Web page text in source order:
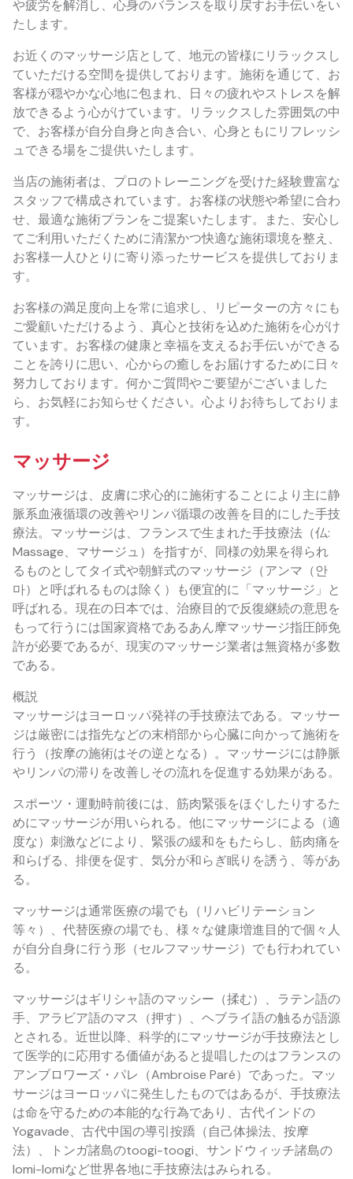
や疲労を解消し、心身のバランスを取り戻すお手伝いをい
たします。
お近くのマッサージ店として、地元の皆様にリラックスし
ていただける空間を提供しております。施術を通じて、お
客様が穏やかな心地に包まれ、日々の疲れやストレスを解
放できるよう心がけています。リラックスした雰囲気の中
で、お客様が自分自身と向き合い、心身ともにリフレッシ
ュできる場をご提供いたします。
当店の施術者は、プロのトレーニングを受けた経験豊富な
スタッフで構成されています。お客様の状態や希望に合わ
せ、最適な施術プランをご提案いたします。また、安心し
てご利用いただくために清潔かつ快適な施術環境を整え、
お客様一人ひとりに寄り添ったサービスを提供しておりま
す。
お客様の満足度向上を常に追求し、リピーターの方々にも
ご愛顧いただけるよう、真心と技術を込めた施術を心がけ
ています。お客様の健康と幸福を支えるお手伝いができる
ことを誇りに思い、心からの癒しをお届けするために日々
努力しております。何かご質問やご要望がございました
ら、お気軽にお知らせください。心よりお待ちしておりま
す。
マッサージ
マッサージは、皮膚に求心的に施術することにより主に静
脈系血液循環の改善やリンパ循環の改善を目的にした手技
療法。マッサージは、フランスで生まれた手技療法（仏:
Massage、マサージュ）を指すが、同様の効果を得られ
るものとしてタイ式や朝鮮式のマッサージ（アンマ（안
마）と呼ばれるものは除く）も便宜的に「マッサージ」と
呼ばれる。現在の日本では、治療目的で反復継続の意思を
もって行うには国家資格であるあん摩マッサージ指圧師免
許が必要であるが、現実のマッサージ業者は無資格が多数
である。
概説
マッサージはヨーロッパ発祥の手技療法である。マッサー
ジは厳密には指先などの末梢部から心臓に向かって施術を
行う（按摩の施術はその逆となる）。マッサージには静脈
やリンパの滞りを改善しその流れを促進する効果がある。
スポーツ・運動時前後には、筋肉緊張をほぐしたりするた
めにマッサージが用いられる。他にマッサージによる（適
度な）刺激などにより、緊張の緩和をもたらし、筋肉痛を
和らげる、排便を促す、気分が和らぎ眠りを誘う、等があ
る。
マッサージは通常医療の場でも（リハビリテーション
等々）、代替医療の場でも、様々な健康増進目的で個々人
が自分自身に行う形（セルフマッサージ）でも行われてい
る。
マッサージはギリシャ語のマッシー（揉む）、ラテン語の
手、アラビア語のマス（押す）、ヘブライ語の触るが語源
とされる。近世以降、科学的にマッサージが手技療法とし
て医学的に応用する価値があると提唱したのはフランスの
アンブロワーズ・パレ（Ambroise Paré）であった。マッ
サージはヨーロッパに発生したものではあるが、手技療法
は命を守るための本能的な行為であり、古代インドの
Yogavade、古代中国の導引按蹻（自己体操法、按摩
法）、トンガ諸島のtoogi-toogi、サンドウィッチ諸島の
lomi-lomiなど世界各地に手技療法はみられる。